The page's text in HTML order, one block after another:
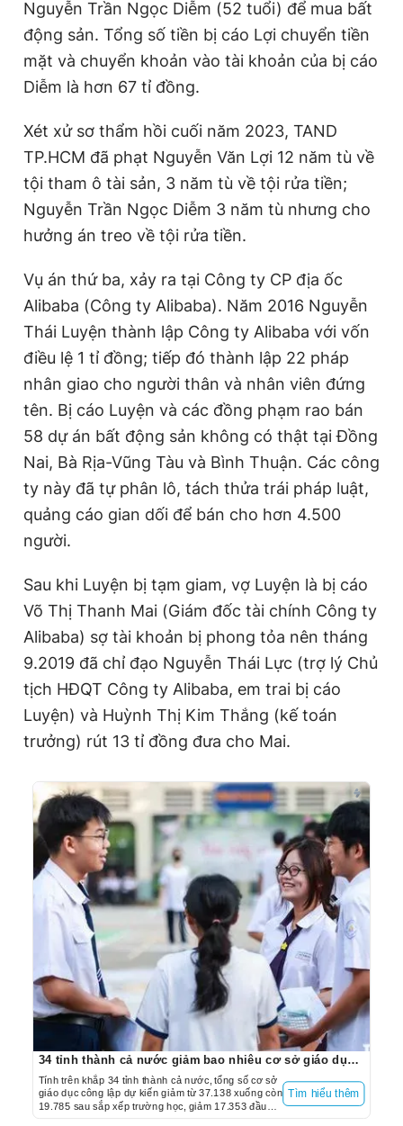
Nguyễn Trần Ngọc Diễm (52 tuổi) để mua bất
động sản. Tổng số tiền bị cáo Lợi chuyển tiền
mặt và chuyển khoản vào tài khoản của bị cáo
Diễm là hơn 67 tỉ đồng.
Xét xử sơ thẩm hồi cuối năm 2023, TAND
TP.HCM đã phạt Nguyễn Văn Lợi 12 năm tù về
tội tham ô tài sản, 3 năm tù về tội rửa tiền;
Nguyễn Trần Ngọc Diễm 3 năm tù nhưng cho
hưởng án treo về tội rửa tiền.
Vụ án thứ ba, xảy ra tại Công ty CP địa ốc
Alibaba (Công ty Alibaba). Năm 2016 Nguyễn
Thái Luyện thành lập Công ty Alibaba với vốn
điều lệ 1 tỉ đồng; tiếp đó thành lập 22 pháp
nhân giao cho người thân và nhân viên đứng
tên. Bị cáo Luyện và các đồng phạm rao bán
58 dự án bất động sản không có thật tại Đồng
Nai, Bà Rịa-Vũng Tàu và Bình Thuận. Các công
ty này đã tự phân lô, tách thửa trái pháp luật,
quảng cáo gian dối để bán cho hơn 4.500
người.
Sau khi Luyện bị tạm giam, vợ Luyện là bị cáo
Võ Thị Thanh Mai (Giám đốc tài chính Công ty
Alibaba) sợ tài khoản bị phong tỏa nên tháng
9.2019 đã chỉ đạo Nguyễn Thái Lực (trợ lý Chủ
tịch HĐQT Công ty Alibaba, em trai bị cáo
Luyện) và Huỳnh Thị Kim Thắng (kế toán
trưởng) rút 13 tỉ đồng đưa cho Mai.
34 tỉnh thành cả nước giảm bao nhiêu cơ sở giáo dục sau sắp xếp trường học?
Tính trên khắp 34 tỉnh thành cả nước, tổng số cơ sở
giáo dục công lập dự kiến giảm từ 37.138 xuống còn
19.785 sau sắp xếp trường học, giảm 17.353 đầu
mối, tương ứng với giảm 46,7%.
Tìm hiểu thêm